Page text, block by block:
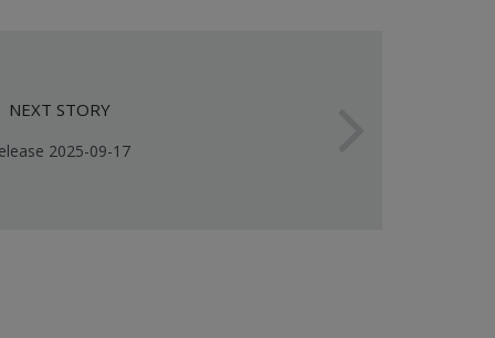
NEXT STORY
2025-09-17